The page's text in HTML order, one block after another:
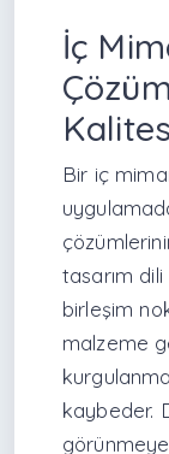
İç
Bir iç
tasarım
birleşim
malzeme
kaybeder.